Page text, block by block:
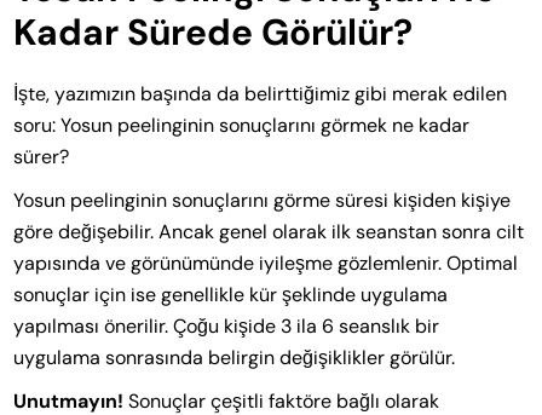
Kadar Sürede Görülür?
İşte, yazımızın başında da belirttiğimiz gibi merak edilen
soru: Yosun peelinginin sonuçlarını görmek ne kadar
sürer?
Yosun peelinginin sonuçlarını görme süresi kişiden kişiye
göre değişebilir. Ancak genel olarak ilk seanstan sonra cilt
yapısında ve görünümünde iyileşme gözlemlenir. Optimal
sonuçlar için ise genellikle kür şeklinde uygulama
yapılması önerilir. Çoğu kişide 3 ila 6 seanslık bir
uygulama sonrasında belirgin değişiklikler görülür.
Unutmayın! Sonuçlar çeşitli faktöre bağlı olarak